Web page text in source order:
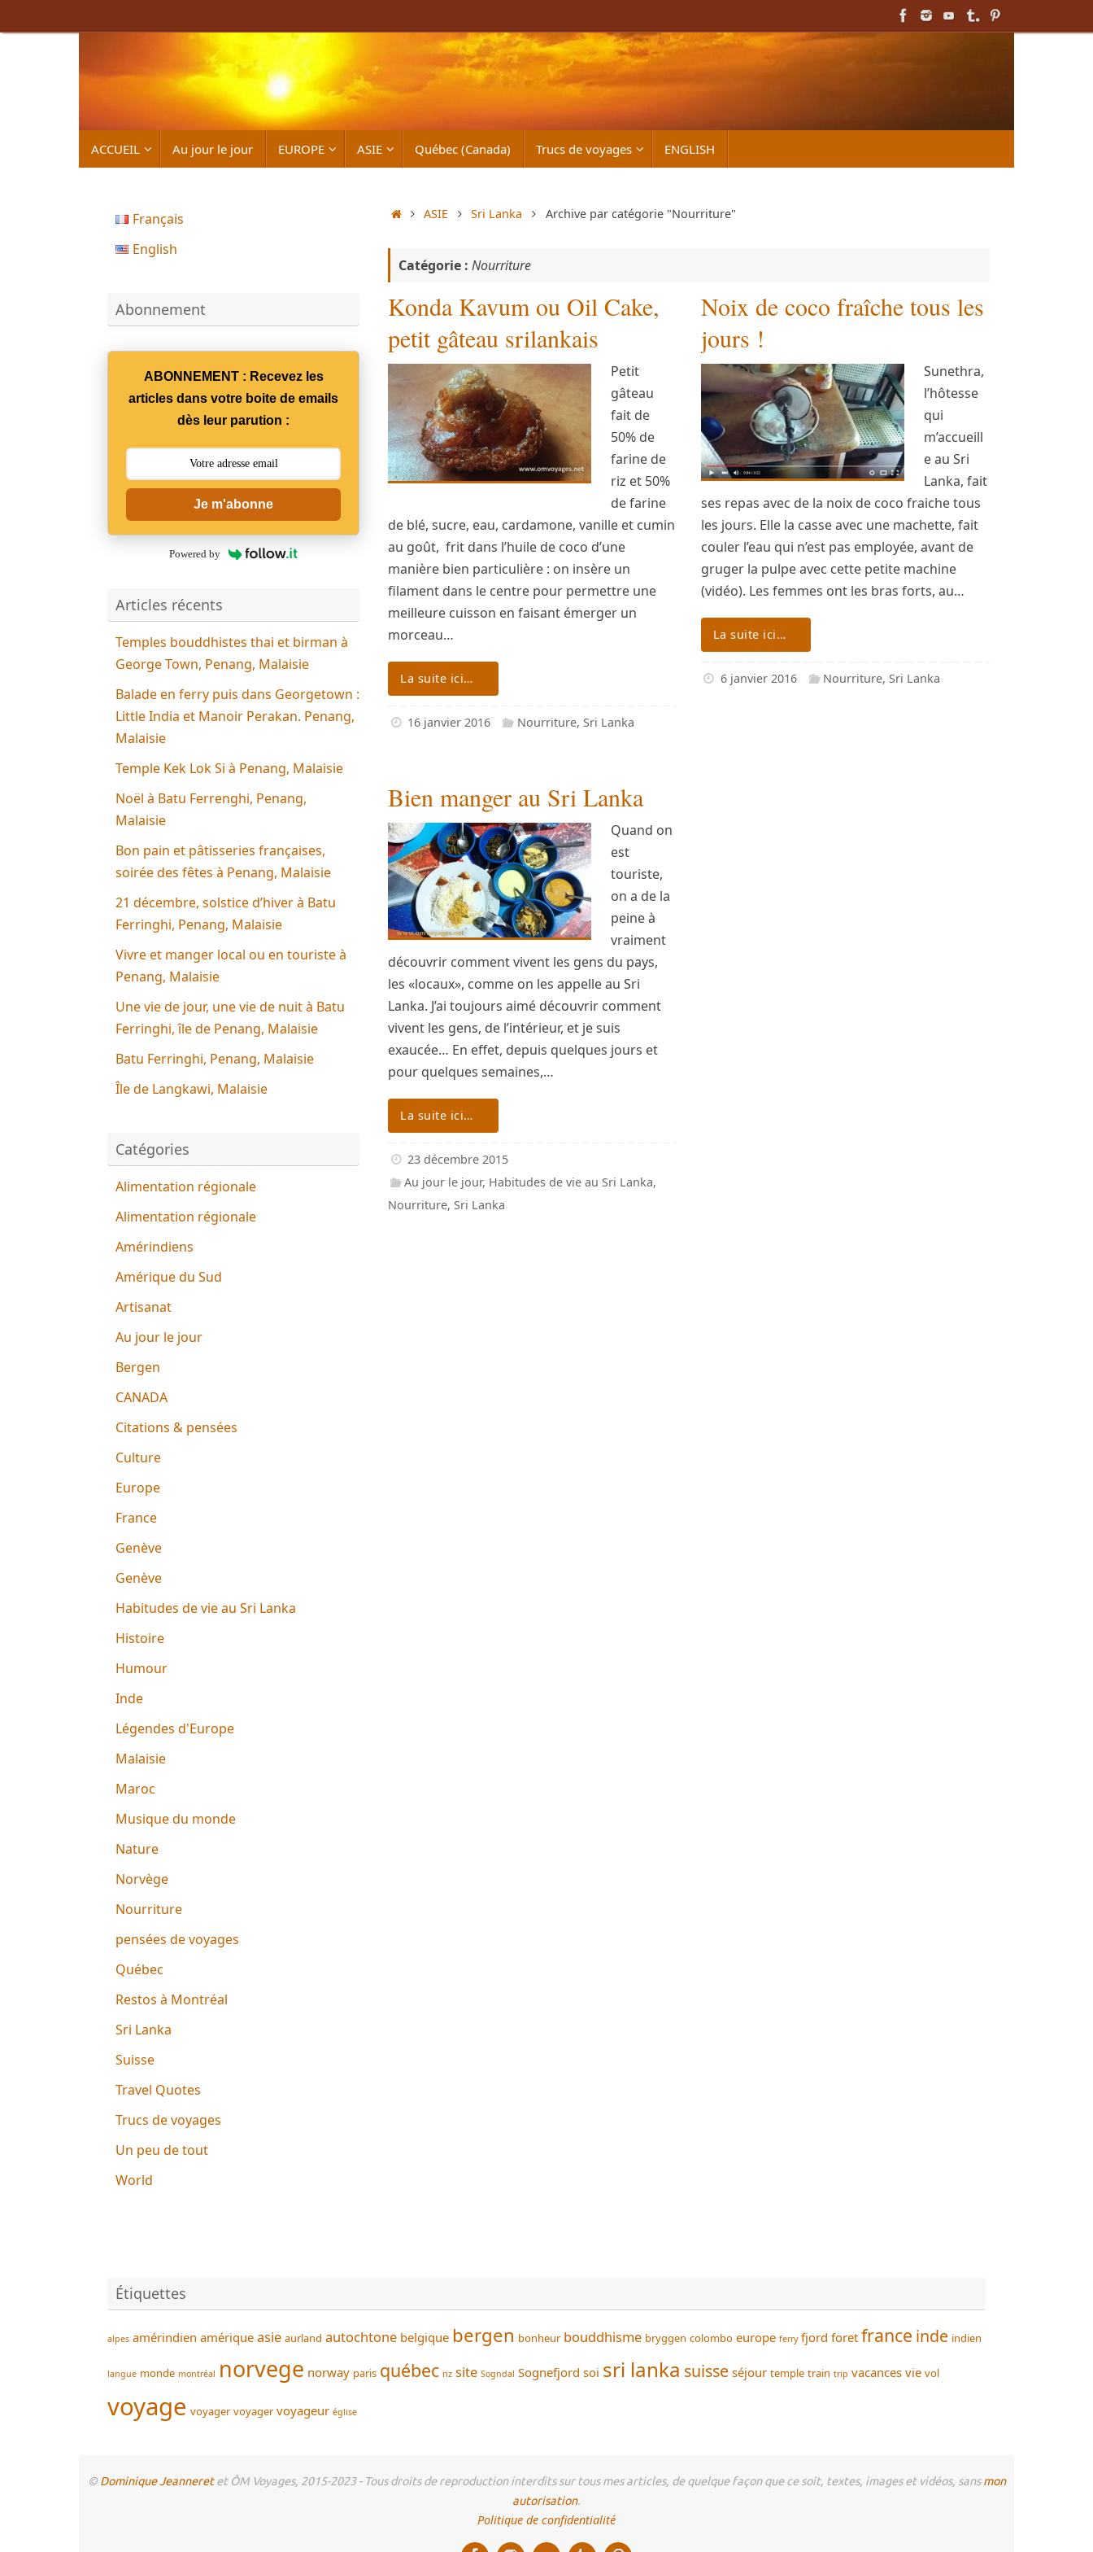
au
au
contenu
ACCUEIL Au jour le jour EUROPE ASIE Québec (Canada) Trucs de voyages ENGLISH
Accueil
ASIE Sri Lanka Archive par catégorie "Nourriture"
Catégorie : Nourriture
Konda Kavum ou Oil Cake,
petit gâteau srilankais
Petit
gâteau
fait de
50% de
farine de
riz et 50%
de farine
de blé, sucre, eau, cardamone, vanille et cumin
au goût, frit dans l’huile de coco d’une
manière bien particulière : on insère un
filament dans le centre pour permettre une
meilleure cuisson en faisant émerger un
morceau…
La suite ici…
16 janvier 2016 Nourriture, Sri Lanka
Noix de coco fraîche tous les
jours !
Sunethra,
l’hôtesse
qui
m’accueill
e au Sri
Lanka, fait
ses repas avec de la noix de coco fraiche tous
les jours. Elle la casse avec une machette, fait
couler l’eau qui n’est pas employée, avant de
gruger la pulpe avec cette petite machine
(vidéo). Les femmes ont les bras forts, au…
La suite ici…
6 janvier 2016 Nourriture,Sri Lanka
Bien manger au Sri Lanka
Quand on
est
touriste,
on a de la
peine à
vraiment
découvrir comment vivent les gens du pays,
les «locaux», comme on les appelle au Sri
Lanka. J’ai toujours aimé découvrir comment
vivent les gens, de l’intérieur, et je suis
exaucée… En effet, depuis quelques jours et
pour quelques semaines,…
La suite ici…
23 décembre 2015
Au jour le jour, Habitudes de vie au Sri Lanka,
Nourriture, Sri Lanka
Français
English
Abonnement
ABONNEMENT : Recevez les
articles dans votre boite de emails
dès leur parution :
Je m'abonne
Powered by
Articles récents
Temples bouddhistes thai et birman à
George Town, Penang, Malaisie
Balade en ferry puis dans Georgetown :
Little India et Manoir Perakan. Penang,
Malaisie
Temple Kek Lok Si à Penang, Malaisie
Noël à Batu Ferrenghi, Penang,
Malaisie
Bon pain et pâtisseries françaises,
soirée des fêtes à Penang, Malaisie
21 décembre, solstice d’hiver à Batu
Ferringhi, Penang, Malaisie
Vivre et manger local ou en touriste à
Penang, Malaisie
Une vie de jour, une vie de nuit à Batu
Ferringhi, île de Penang, Malaisie
Batu Ferringhi, Penang, Malaisie
Île de Langkawi, Malaisie
Catégories
Alimentation régionale
Alimentation régionale
Amérindiens
Amérique du Sud
Artisanat
Au jour le jour
Bergen
CANADA
Citations & pensées
Culture
Europe
France
Genève
Genève
Habitudes de vie au Sri Lanka
Histoire
Humour
Inde
Légendes d'Europe
Malaisie
Maroc
Musique du monde
Nature
Norvège
Nourriture
pensées de voyages
Québec
Restos à Montréal
Sri Lanka
Suisse
Travel Quotes
Trucs de voyages
Un peu de tout
World
Étiquettes
alpes amérindien amérique asie aurland autochtone belgique bergen bonheur bouddhisme bryggen colombo europe ferry fjord foret france inde indien
langue monde montréal norvege norway paris québec riz site Sogndal Sognefjord soi sri lanka suisse séjour temple train trip vacances vie vol
voyage voyager voyager voyageur église
© Dominique Jeanneretet ÔM Voyages, 2015-2023 - Tous droits de reproduction interdits sur tous mes articles, de quelque façon que ce soit, textes, images et vidéos, sansmon
autorisation.
Politique de confidentialité